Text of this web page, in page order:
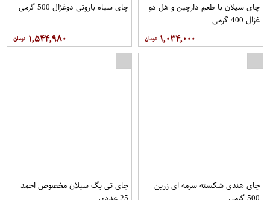
چای سیلان با طعم دارچین و هل دو
غزال 400 گرمی
۱,۰۳۴,۰۰۰
چای سیاه باروتی دوغزال 500 گرمی
۱,۵۴۴,۹۸۰
چای هندی شکسته سرمه ای زرین
چای تی بگ سیلان مخصوص احمد